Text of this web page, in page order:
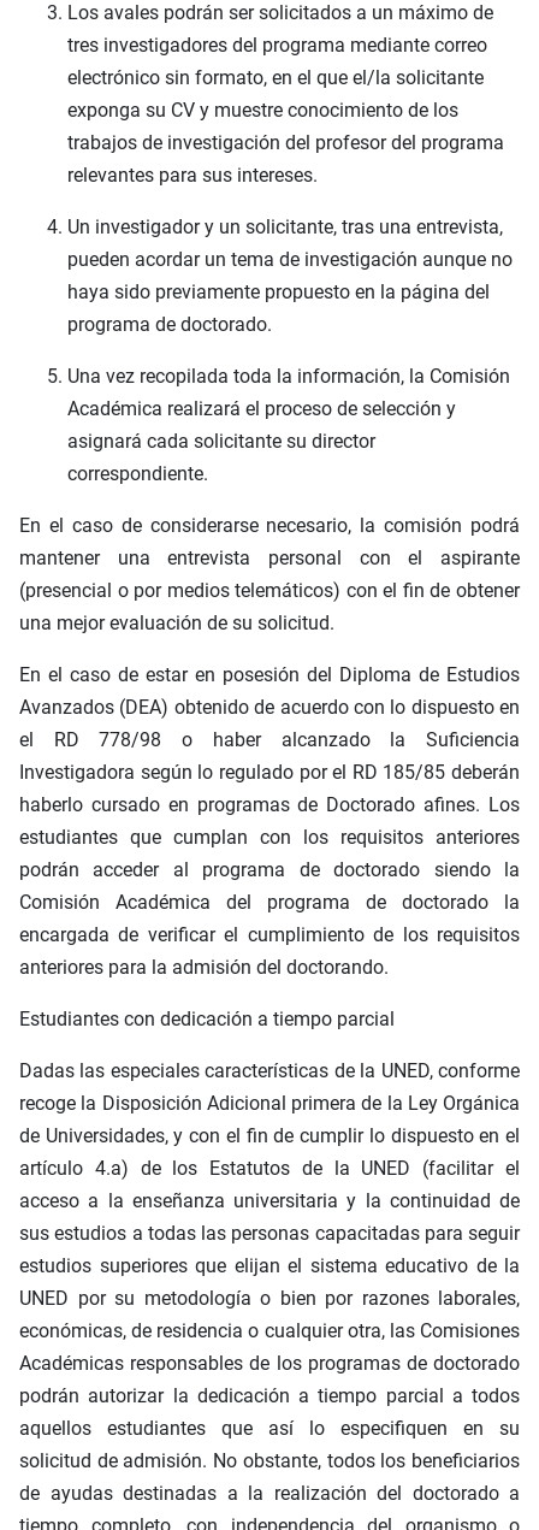
Los avales podrán ser solicitados a un máximo de
tres investigadores del programa mediante correo
electrónico sin formato, en el que el/la solicitante
exponga su CV y muestre conocimiento de los
trabajos de investigación del profesor del programa
relevantes para sus intereses.
Un investigador y un solicitante, tras una entrevista,
pueden acordar un tema de investigación aunque no
haya sido previamente propuesto en la página del
programa de doctorado.
Una vez recopilada toda la información, la Comisión
Académica realizará el proceso de selección y
asignará cada solicitante su director
correspondiente.
En el caso de considerarse necesario, la comisión podrá
mantener una entrevista personal con el aspirante
(presencial o por medios telemáticos) con el fin de obtener
una mejor evaluación de su solicitud.
En el caso de estar en posesión del Diploma de Estudios
Avanzados (DEA) obtenido de acuerdo con lo dispuesto en
el RD 778/98 o haber alcanzado la Suficiencia
Investigadora según lo regulado por el RD 185/85 deberán
haberlo cursado en programas de Doctorado afines. Los
estudiantes que cumplan con los requisitos anteriores
podrán acceder al programa de doctorado siendo la
Comisión Académica del programa de doctorado la
encargada de verificar el cumplimiento de los requisitos
anteriores para la admisión del doctorando.
Estudiantes con dedicación a tiempo parcial
Dadas las especiales características de la UNED, conforme
recoge la Disposición Adicional primera de la Ley Orgánica
de Universidades, y con el fin de cumplir lo dispuesto en el
artículo 4.a) de los Estatutos de la UNED (facilitar el
acceso a la enseñanza universitaria y la continuidad de
sus estudios a todas las personas capacitadas para seguir
estudios superiores que elijan el sistema educativo de la
UNED por su metodología o bien por razones laborales,
económicas, de residencia o cualquier otra, las Comisiones
Académicas responsables de los programas de doctorado
podrán autorizar la dedicación a tiempo parcial a todos
aquellos estudiantes que así lo especifiquen en su
solicitud de admisión. No obstante, todos los beneficiarios
de ayudas destinadas a la realización del doctorado a